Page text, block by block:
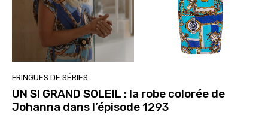
FRINGUES DE SÉRIES
UN SI GRAND SOLEIL : la robe colorée de
Johanna dans l’épisode 1293